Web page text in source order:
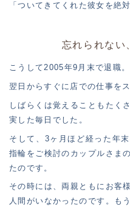
「ついてきてくれた彼女を絶
忘れられない
こうして2005年9月末で退職。
翌日からすぐに店での仕事を
しばらくは覚えることもたく
実した毎日でした。
そして、3ヶ月ほど経った年
指輪をご検討のカップルさま
たのです。
その時には、両親ともにお客
人間がいなかったのです。も